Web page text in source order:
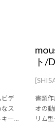
ビデ
ス
ー
ト/
書類
オの
リム